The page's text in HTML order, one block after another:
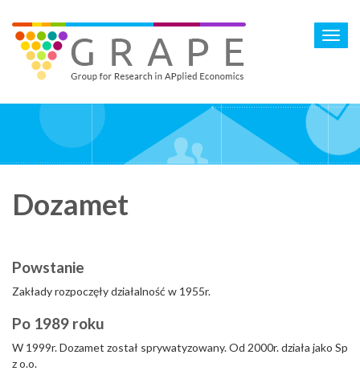
main
content
Dozamet
Powstanie
Zakłady rozpoczęły działalność w 1955r.
Po 1989 roku
W 1999r. Dozamet został sprywatyzowany. Od 2000r. działa jako Sp
z o.o.